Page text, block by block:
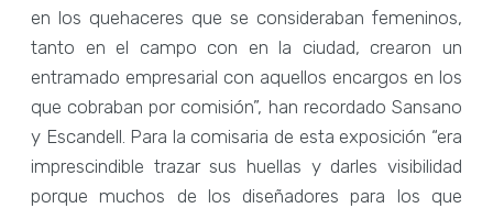
en los quehaceres que se consideraban femeninos,
tanto en el campo con en la ciudad, crearon un
entramado empresarial con aquellos encargos en los
que cobraban por comisión”, han recordado Sansano
y Escandell. Para la comisaria de esta exposición “era
imprescindible trazar sus huellas y darles visibilidad
porque muchos de los diseñadores para los que